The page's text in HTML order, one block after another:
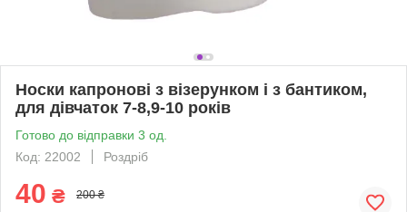
Носки капронові з візерунком і з бантиком,
для дівчаток 7-8,9-10 років
Готово до відправки 3 од.
Код: 22002
Роздріб
40 ₴ 200 ₴